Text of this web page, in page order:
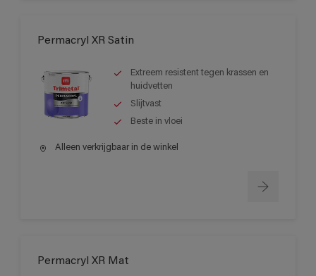
Permacryl XR Satin
Extreem resistent tegen krassen en
huidvetten
Slijtvast
Beste in vloei
Alleen verkrijgbaar in de winkel
Permacryl XR Mat